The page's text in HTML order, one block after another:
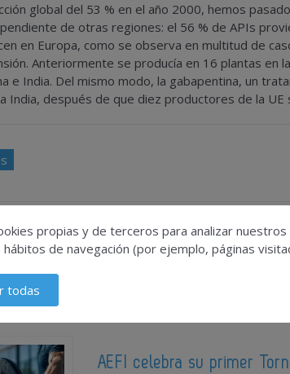
global del 53 % en el año 2000, hemos
de otras regiones: el 56 % de APIs
en Europa, como se observa en multitud de
Anteriormente se producía en 16 plantas en
e India. Del mismo modo, la gabapentina, un
India, después de que diez productores de la UE
AEFI celebra su primer
propias y de terceros para analizar
de navegación (por ejemplo, páginas
todas